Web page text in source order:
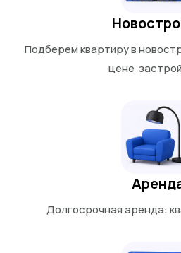
Подберем квартиру в
цене
Долгосрочная аренда: